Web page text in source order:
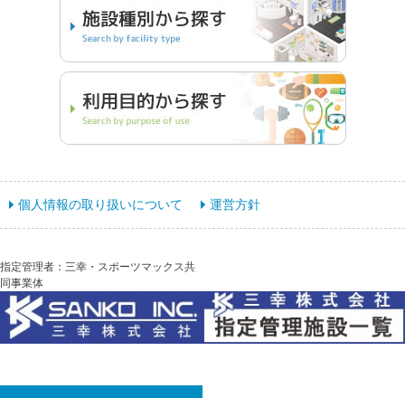
個人情報の取り扱いについて 運営方針
指定管理者：三幸・スポーツマックス共
同事業体